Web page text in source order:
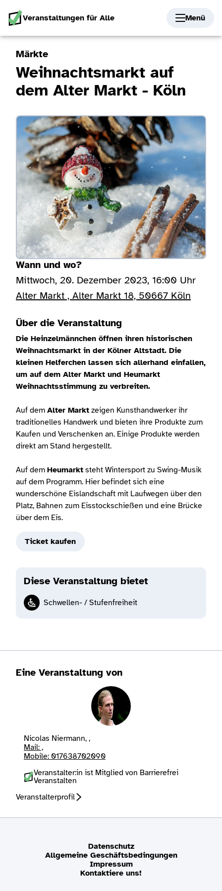
Veranstaltungen für Alle Menü
Märkte
Weihnachtsmarkt auf
dem Alter Markt - Köln
Wann und wo?
Mittwoch, 20. Dezember 2023, 16:00 Uhr
Alter Markt , Alter Markt 18, 50667 Köln
Über die Veranstaltung
Die Heinzelmännchen öffnen ihren historischen
Weihnachtsmarkt in der Kölner Altstadt. Die
kleinen Helferchen lassen sich allerhand einfallen,
um auf dem Alter Markt und Heumarkt
Weihnachtsstimmung zu verbreiten.
Auf dem Alter Markt zeigen Kunsthandwerker ihr
traditionelles Handwerk und bieten ihre Produkte zum
Kaufen und Verschenken an. Einige Produkte werden
direkt am Stand hergestellt.
Auf dem Heumarkt steht Wintersport zu Swing-Musik
auf dem Programm. Hier befindet sich eine
wunderschöne Eislandschaft mit Laufwegen über den
Platz, Bahnen zum Eisstockschießen und eine Brücke
über dem Eis.
Ticket kaufen
Diese Veranstaltung bietet
Schwellen- / Stufenfreiheit
Eine Veranstaltung von
Nicolas Niermann, ,
Mail: ,
Mobile: 017638702090
Veranstalter:in ist Mitglied von Barrierefrei
Veranstalten
Veranstalterprofil
Datenschutz
Allgemeine Geschäftsbedingungen
Impressum
Kontaktiere uns!